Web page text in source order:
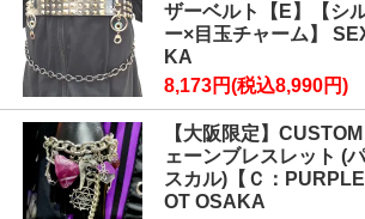
ザーベルト【E】【シ
ー×目玉チャーム】
KA
8,173円(税込8,990円)
【大阪限定】
ェーンブレスレット (
スカル)【Ｃ：
OT OSAKA